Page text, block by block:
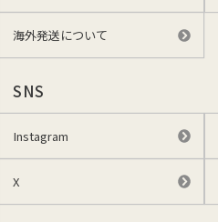
海外発送について
SNS
Instagram
X